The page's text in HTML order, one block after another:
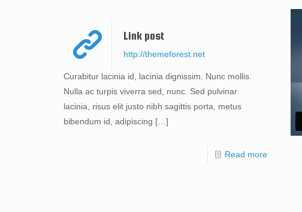
Link post
http://themeforest.net
Curabitur lacinia id, lacinia dignissim. Nunc mollis.
Nulla ac turpis viverra sed, nunc. Sed pulvinar
lacinia, risus elit justo nibh sagittis porta, metus
bibendum id, adipiscing […]
Read more